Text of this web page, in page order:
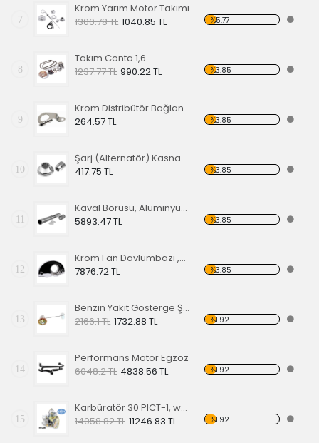
7
Krom Yarım Motor Takımı
1300.78 TL 1040.85 TL %5.77
8
Takım Conta 1,6
1237.77 TL 990.22 TL %3.85
9
Krom Distribütör Bağlantı Ayağı
264.57 TL
%3.85
10
Şarj (Alternatör) Kasnak Somunu Krom
417.75 TL
%3.85
11
Kaval Borusu, Alüminyum Yaylı Tip, Performans Motor (8 Adet)
5893.47 TL
%3.85
12
Krom Fan Davlumbazı ,Kalorifer Çıkışlı 1200 Motor 36 HP
7876.72 TL
%3.85
13
Benzin Yakıt Gösterge Şamandırası TP1 68-77
2166.1 TL 1732.88 TL %1.92
14
Performans Motor Egzoz
6048.2 TL 4838.56 TL %1.92
15
Karbüratör 30 PICT-1, w/12 volt
14058.82 TL 11246.83 TL %1.92